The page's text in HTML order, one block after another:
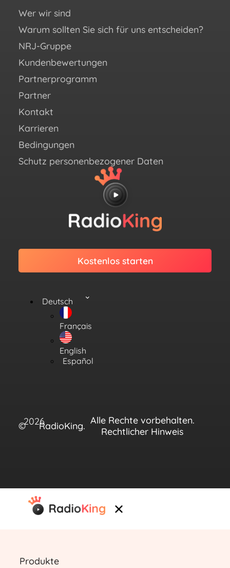
Wer wir sind
Warum sollten Sie sich für uns entscheiden?
NRJ-Gruppe
Kundenbewertungen
Partnerprogramm
Partner
Kontakt
Karrieren
Bedingungen
Schutz personenbezogener Daten
Kostenlos starten
Deutsch
Français
English
Español
©2026RadioKing. Alle Rechte vorbehalten.
Rechtlicher Hinweis
Produkte